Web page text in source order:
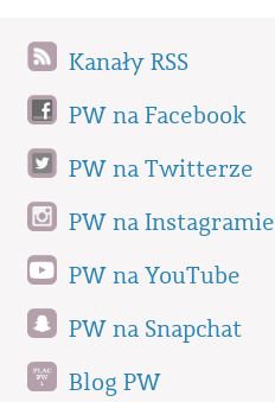
Kanały RSS
PW na Facebook
PW na Twitterze
PW na Instagramie
PW na YouTube
PW na Snapchat
Blog PW